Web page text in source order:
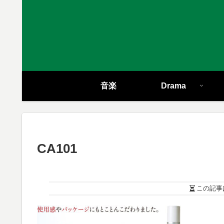
音楽 Drama
CA101
この記事